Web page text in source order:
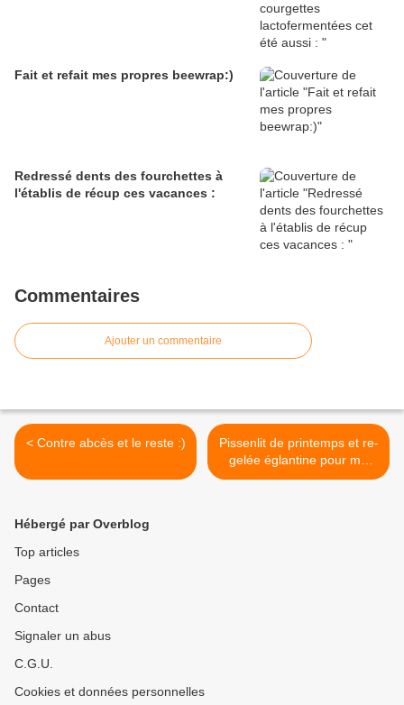
Fait et refait mes propres beewrap:)
Redressé dents des fourchettes à
l'établis de récup ces vacances :
Commentaires
Ajouter un commentaire
< Contre abcès et le reste :)
Pissenlit de printemps et re-
gelée églantine pour me
ressourcer : >
Hébergé par Overblog
Top articles
Pages
Contact
Signaler un abus
C.G.U.
Cookies et données personnelles